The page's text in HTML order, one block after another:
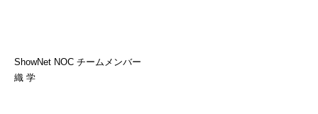
ShowNet NOC チームメンバー
織 学